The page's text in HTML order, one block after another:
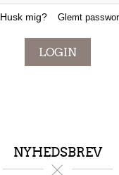
Husk mig? Glemt
LOGIN
NYHEDSBREV